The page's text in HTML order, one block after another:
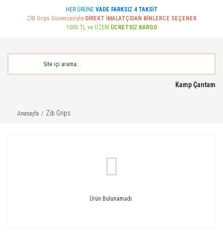
HER ÜRÜNE VADE FARKSIZ 4 TAKSİT
ZİB Grips Güvencesiyle DİREKT İMALATÇIDAN BİNLERCE SEÇENEK
1000 TL ve ÜZERİ ÜCRETSİZ KARGO
Kamp Çantam
Anasayfa Zib Grips
Ürün Bulunamadı.